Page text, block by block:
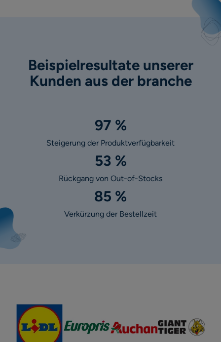
Beispielresultate unserer
Kunden aus der branche
97 %
Steigerung der Produktverfügbarkeit
53 %
Rückgang von Out-of-Stocks
85 %
Verkürzung der Bestellzeit